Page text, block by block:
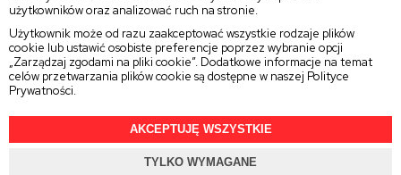
użytkowników oraz analizować ruch na stronie.
Użytkownik może od razu zaakceptować wszystkie rodzaje plików
cookie lub ustawić osobiste preferencje poprzez wybranie opcji
„Zarządzaj zgodami na pliki cookie”. Dodatkowe informacje na temat
celów przetwarzania plików cookie są dostępne w naszej Polityce
Prywatności.
AKCEPTUJĘ WSZYSTKIE
TYLKO WYMAGANE
Twitter
2025 © Wszelkie Prawa ZastrzeżoneRajsoczewek.pl